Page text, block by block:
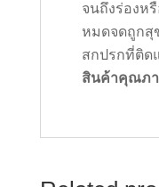
จนถึงร่องห
หมดจดถูกสุ
สกปรกที่ติด
สินค้าคุณภ